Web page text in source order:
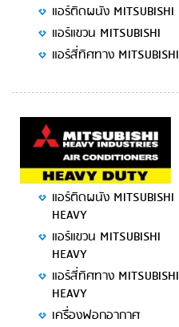
แอร์ติดผนัง MITSUBISHI
แอร์แขวน MITSUBISHI
แอร์สี่ทิศทาง MITSUBISHI
แอร์ติดผนัง MITSUBISHI
HEAVY
แอร์แขวน MITSUBISHI
HEAVY
แอร์สี่ทิศทาง MITSUBISHI
HEAVY
เครื่องฟอกอากาศ